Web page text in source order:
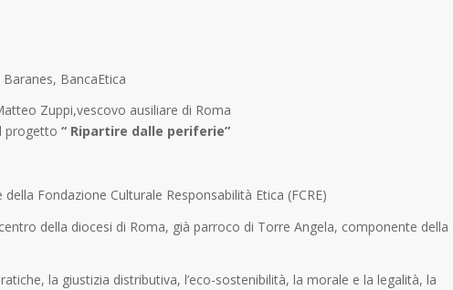
BancaEtica
Zuppi,vescovo ausiliare di Roma
progetto “ Ripartire dalle periferie”
Fondazione Culturale Responsabilità Etica (FCRE)
della diocesi di Roma, già parroco di Torre Angela, componente della
la giustizia distributiva, l’eco-sostenibilità, la morale e la legalità, la